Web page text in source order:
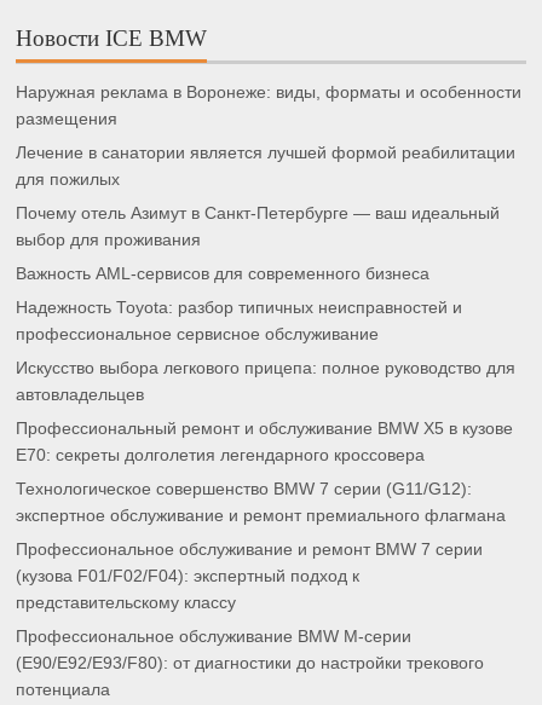
Новости ICE BMW
Наружная реклама в Воронеже: виды, форматы и особенности
размещения
Лечение в санатории является лучшей формой реабилитации
для пожилых
Почему отель Азимут в Санкт-Петербурге — ваш идеальный
выбор для проживания
Важность AML-сервисов для современного бизнеса
Надежность Toyota: разбор типичных неисправностей и
профессиональное сервисное обслуживание
Искусство выбора легкового прицепа: полное руководство для
автовладельцев
Профессиональный ремонт и обслуживание BMW X5 в кузове
E70: секреты долголетия легендарного кроссовера
Технологическое совершенство BMW 7 серии (G11/G12):
экспертное обслуживание и ремонт премиального флагмана
Профессиональное обслуживание и ремонт BMW 7 серии
(кузова F01/F02/F04): экспертный подход к
представительскому классу
Профессиональное обслуживание BMW M-серии
(E90/E92/E93/F80): от диагностики до настройки трекового
потенциала